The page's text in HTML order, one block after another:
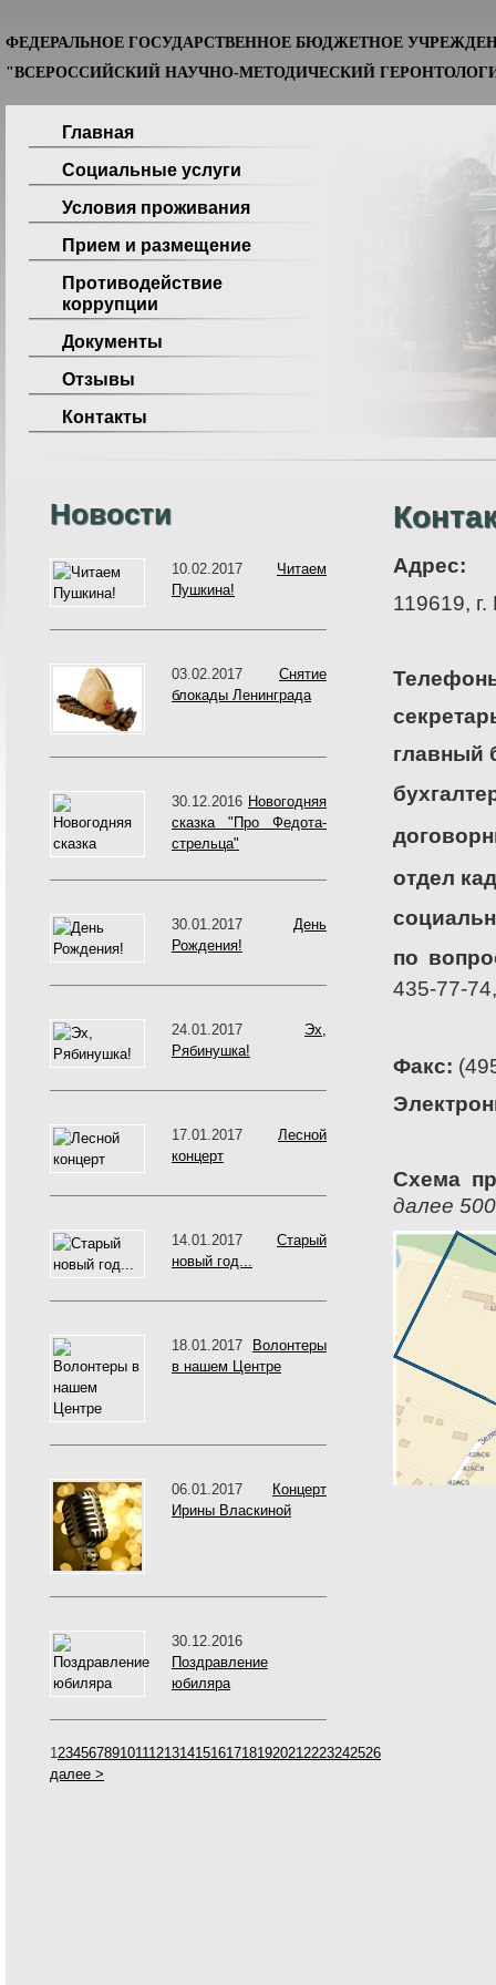
ФЕДЕРАЛЬНОЕ ГОСУДАРСТВЕННОЕ БЮДЖЕТНОЕ
"ВСЕРОССИЙСКИЙ НАУЧНО-МЕТОДИЧЕСКИЙ
Главная
Социальные услуги
Условия проживания
Прием и размещение
Противодействие
коррупции
Документы
Отзывы
Контакты
Новости
10.02.2017 Читаем
Пушкина!
03.02.2017 Снятие
блокады Ленинграда
30.12.2016 Новогодняя
сказка "Про Федота-
стрельца"
30.01.2017 День
Рождения!
24.01.2017 Эх,
Рябинушка!
17.01.2017 Лесной
концерт
14.01.2017 Старый
новый год...
18.01.2017 Волонтеры
в нашем Центре
06.01.2017 Концерт
Ирины Власкиной
30.12.2016
Поздравление
юбиляра
1 23456789101112131415161718192021 2223242526
далее >
Адрес:
119619,
главный
отдел
по
435-77-
Факс:
Схема
далее